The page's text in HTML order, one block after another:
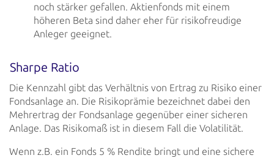
noch stärker gefallen. Aktienfonds mit einem
höheren Beta sind daher eher für risikofreudige
Anleger geeignet.
Sharpe Ratio
Die Kennzahl gibt das Verhältnis von Ertrag zu Risiko einer
Fondsanlage an. Die Risikoprämie bezeichnet dabei den
Mehrertrag der Fondsanlage gegenüber einer sicheren
Anlage. Das Risikomaß ist in diesem Fall die Volatilität.
Wenn z.B. ein Fonds 5 % Rendite bringt und eine sichere